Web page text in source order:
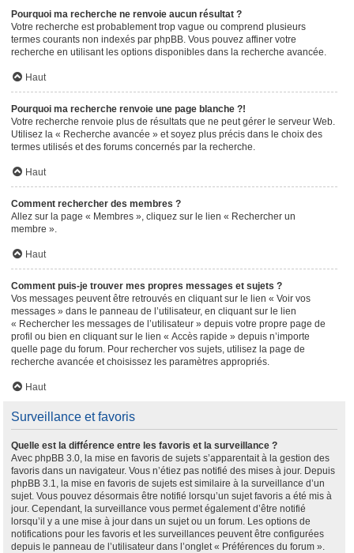
Pourquoi ma recherche ne renvoie aucun résultat ?
Votre recherche est probablement trop vague ou comprend plusieurs
termes courants non indexés par phpBB. Vous pouvez affiner votre
recherche en utilisant les options disponibles dans la recherche avancée.
Haut
Pourquoi ma recherche renvoie une page blanche ?!
Votre recherche renvoie plus de résultats que ne peut gérer le serveur Web.
Utilisez la « Recherche avancée » et soyez plus précis dans le choix des
termes utilisés et des forums concernés par la recherche.
Haut
Comment rechercher des membres ?
Allez sur la page « Membres », cliquez sur le lien « Rechercher un
membre ».
Haut
Comment puis-je trouver mes propres messages et sujets ?
Vos messages peuvent être retrouvés en cliquant sur le lien « Voir vos
messages » dans le panneau de l’utilisateur, en cliquant sur le lien
« Rechercher les messages de l’utilisateur » depuis votre propre page de
profil ou bien en cliquant sur le lien « Accès rapide » depuis n’importe
quelle page du forum. Pour rechercher vos sujets, utilisez la page de
recherche avancée et choisissez les paramètres appropriés.
Haut
Surveillance et favoris
Quelle est la différence entre les favoris et la surveillance ?
Avec phpBB 3.0, la mise en favoris de sujets s’apparentait à la gestion des
favoris dans un navigateur. Vous n’étiez pas notifié des mises à jour. Depuis
phpBB 3.1, la mise en favoris de sujets est similaire à la surveillance d’un
sujet. Vous pouvez désormais être notifié lorsqu’un sujet favoris a été mis à
jour. Cependant, la surveillance vous permet également d’être notifié
lorsqu’il y a une mise à jour dans un sujet ou un forum. Les options de
notifications pour les favoris et les surveillances peuvent être configurées
depuis le panneau de l’utilisateur dans l’onglet « Préférences du forum ».